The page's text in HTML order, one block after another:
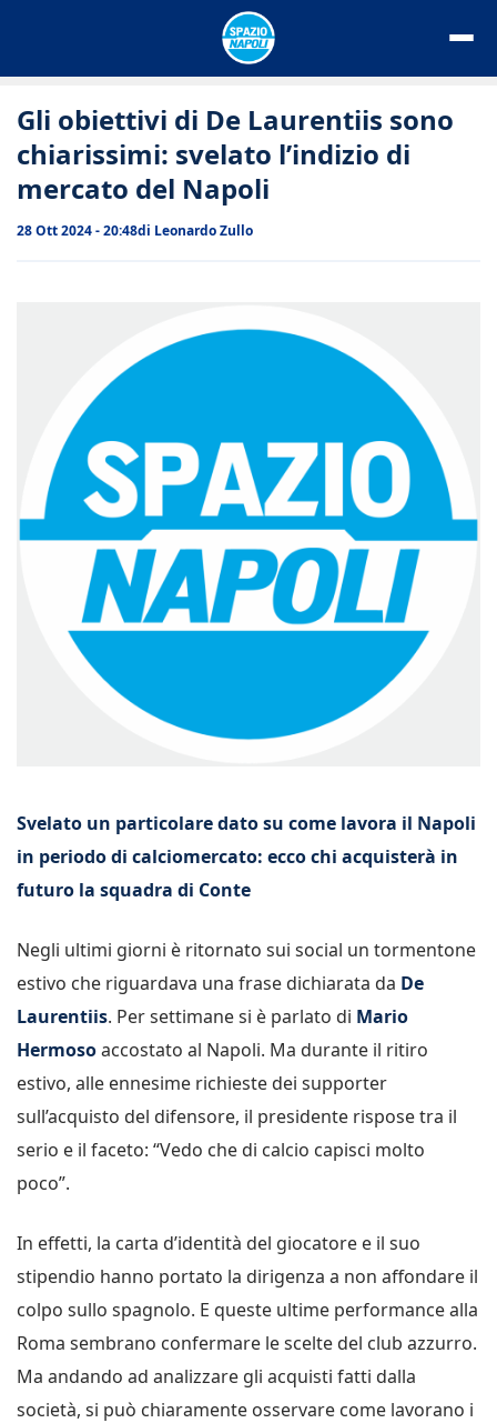
Gli obiettivi di De Laurentiis sono
chiarissimi: svelato l’indizio di
mercato del Napoli
28 Ott 2024 - 20:48di Leonardo Zullo
Svelato un particolare dato su come lavora il Napoli
in periodo di calciomercato: ecco chi acquisterà in
futuro la squadra di Conte
Negli ultimi giorni è ritornato sui social un tormentone
estivo che riguardava una frase dichiarata da De
Laurentiis. Per settimane si è parlato di Mario
Hermosoaccostato al Napoli. Ma durante il ritiro
estivo, alle ennesime richieste dei supporter
sull’acquisto del difensore, il presidente rispose tra il
serio e il faceto: “Vedo che di calcio capisci molto
poco”.
In effetti, la carta d’identità del giocatore e il suo
stipendio hanno portato la dirigenza a non affondare il
colpo sullo spagnolo. E queste ultime performance alla
Roma sembrano confermare le scelte del club azzurro.
Ma andando ad analizzare gli acquisti fatti dalla
società, si può chiaramente osservare come lavorano i